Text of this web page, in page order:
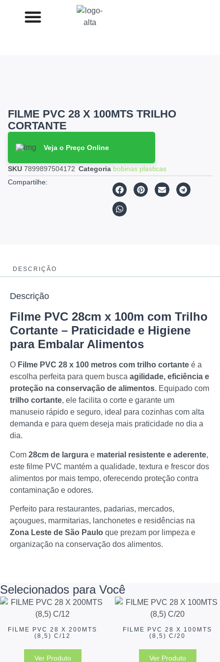
FILME PVC 28 X 100MTS TRILHO
CORTANTE
Veja o Preço Online
SKU 7899897504172 Categoria bobinas plasticas
Compartilhe:
DESCRIÇÃO
Descrição
Filme PVC 28cm x 100m com Trilho
Cortante – Praticidade e Higiene
para Embalar Alimentos
O Filme PVC 28 x 100 metros com trilho cortante é a
escolha perfeita para quem busca agilidade, eficiência e
proteção na conservação de alimentos. Equipado com
trilho cortante, ele facilita o corte e garante um
manuseio rápido e seguro, ideal para cozinhas com alta
demanda e para quem deseja mais praticidade no dia a
dia.
Com 28cm de largura e material resistente e aderente,
este filme PVC mantém a qualidade, textura e frescor dos
alimentos por mais tempo, oferecendo proteção contra
contaminação e odores.
Perfeito para restaurantes, padarias, mercados,
açougues, marmitarias, lanchonetes e residências na
Zona Leste de São Paulo que prezam por limpeza e
organização na conservação dos alimentos.
Selecionados para Você
FILME PVC 28 X 200MTS
(8,5) C/12
Ver Produto
FILME PVC 28 X 100MTS
(8,5) C/20
Ver Produto